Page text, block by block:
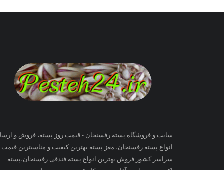
سایت و فروشگاه پسته رفسنجان - قیمت روز پسته، فروش و
انواع پسته رفسنجان، مغز پسته بهترین کیفیت و مناسبترین قیمت
سراسر کشور فروش بهترین انواع پسته فندقی رفسنجان،پسته